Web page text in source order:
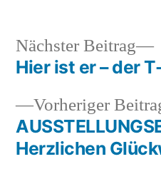
Vorheriger
Herzlichen
Nächster Beitrag
Hier ist er – der